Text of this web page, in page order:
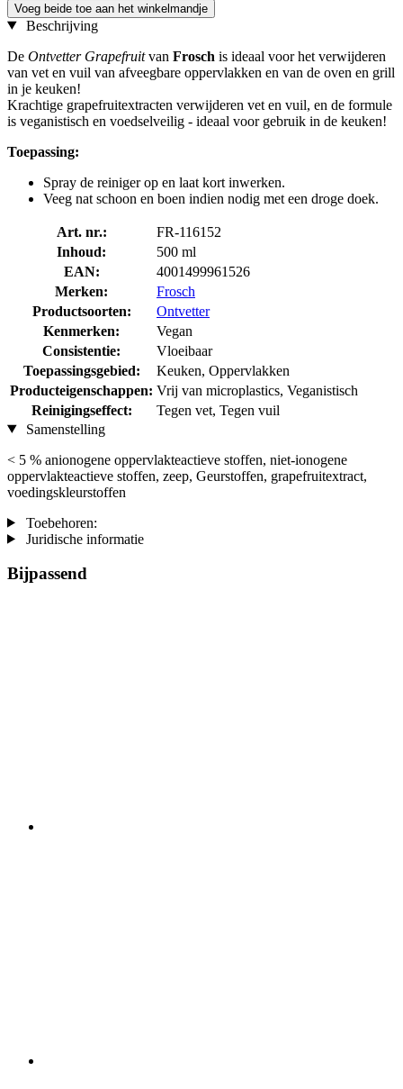
Voeg beide toe aan het winkelmandje
Beschrijving
De Ontvetter Grapefruitvan Frosch is ideaal voor het verwijderen
van vet en vuil van afveegbare oppervlakken en van de oven en grill
in je keuken!
Krachtige grapefruitextracten verwijderen vet en vuil, en de formule
is veganistisch en voedselveilig - ideaal voor gebruik in de keuken!
Toepassing:
Spray de reiniger op en laat kort inwerken.
Veeg nat schoon en boen indien nodig met een droge doek.
Art. nr.:
FR-116152
Inhoud:
500 ml
EAN:
4001499961526
Merken:
Frosch
Productsoorten:
Ontvetter
Kenmerken:
Vegan
Consistentie:
Vloeibaar
Toepassingsgebied:
Keuken, Oppervlakken
Producteigenschappen: Vrij van microplastics, Veganistisch
Reinigingseffect:
Tegen vet, Tegen vuil
Samenstelling
< 5 % anionogene oppervlakteactieve stoffen, niet-ionogene
oppervlakteactieve stoffen, zeep, Geurstoffen, grapefruitextract,
voedingskleurstoffen
Toebehoren:
Juridische informatie
Bijpassend